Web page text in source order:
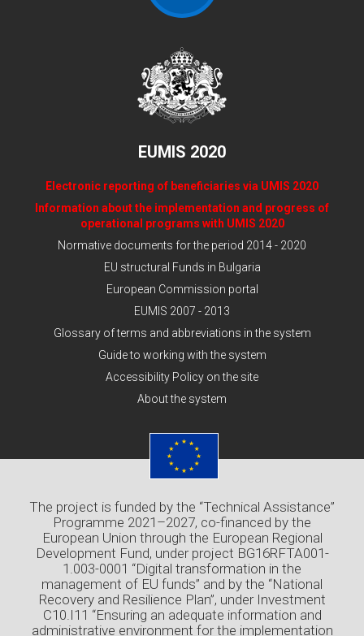
EUMIS 2020
Electronic reporting of beneficiaries via UMIS 2020
Information about the implementation and progress of
operational programs with UMIS 2020
Normative documents for the period 2014 - 2020
EU structural Funds in Bulgaria
European Commission portal
EUMIS 2007 - 2013
Glossary of terms and abbreviations in the system
Guide to working with the system
Accessibility Policy on the site
About the system
The project is funded by the “Technical Assistance”
Programme 2021–2027, co-financed by the
European Union through the European Regional
Development Fund, under project BG16RFTA001-
1.003-0001 “Digital transformation in the
management of EU funds” and by the “National
Recovery and Resilience Plan”, under Investment
C10.I11 “Ensuring an adequate information and
administrative environment for the implementation